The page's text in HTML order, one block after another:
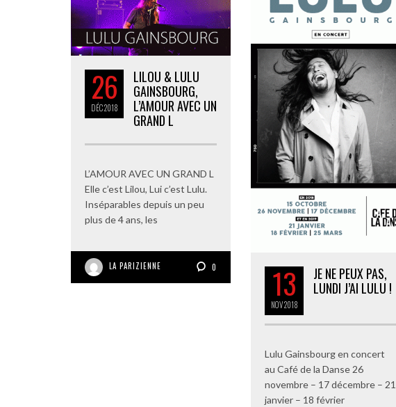
26
DÉC2018
LILOU & LULU
GAINSBOURG,
L’AMOUR AVEC UN
GRAND L
L’AMOUR AVEC UN GRAND L
Elle c’est Lilou, Lui c’est Lulu.
Inséparables depuis un peu
plus de 4 ans, les
LA PARIZIENNE 0 13
NOV2018
JE NE PEUX PAS,
LUNDI J’AI LULU !
Lulu Gainsbourg en concert
au Café de la Danse 26
novembre – 17 décembre – 21
janvier – 18 février